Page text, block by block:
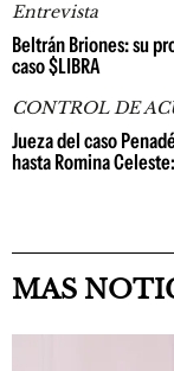
Entrevista
Beltrán Briones: su
caso $LIBRA
CONTROL DE
Jueza del caso
hasta Romina
MAS